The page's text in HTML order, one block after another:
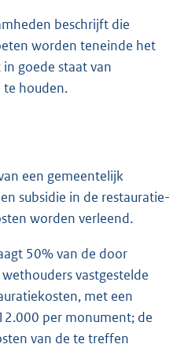
beschrijft die
worden teneinde het
goede staat van
houden.
een gemeentelijk
subsidie in de restauratie-
worden verleend.
50% van de door
vastgestelde
met een
per monument; de
van de te treffen